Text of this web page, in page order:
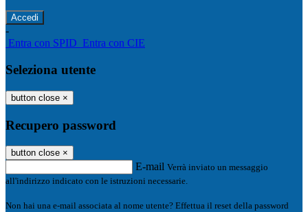
-
Entra con SPID Entra con CIE
Seleziona utente
button close ×
Recupero password
button close ×
E-mail Verrà inviato un messaggio
all'indirizzo indicato con le istruzioni necessarie.
Non hai una e-mail associata al nome utente? Effettua il reset della password